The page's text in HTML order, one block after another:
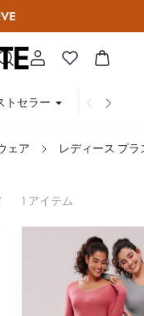
トセラー 曲線
ェア レディース プ
1 アイテム